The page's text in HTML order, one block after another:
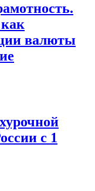
валюты
с 1